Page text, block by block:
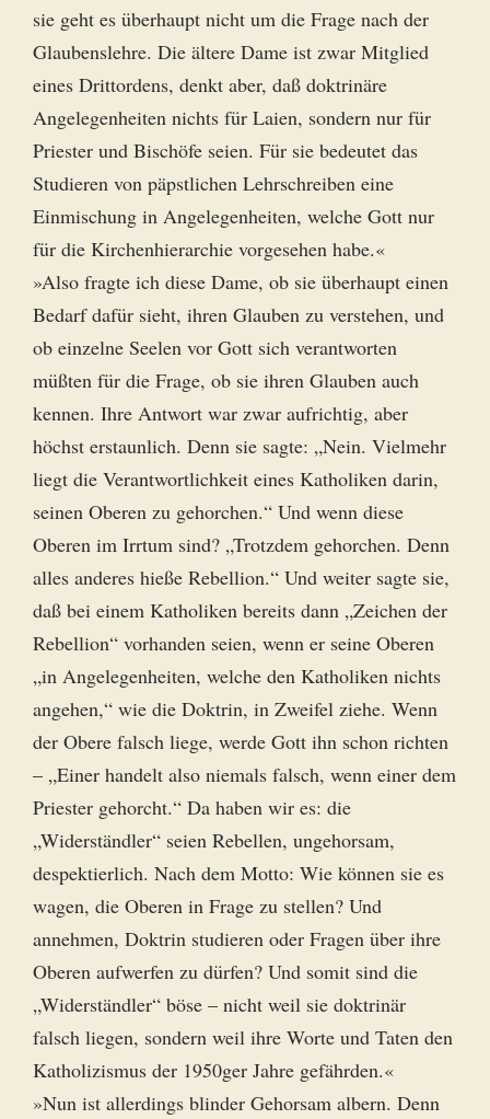
sie geht es überhaupt nicht um die Frage nach der
Glaubenslehre. Die ältere Dame ist zwar Mitglied
eines Drittordens, denkt aber, daß doktrinäre
Angelegenheiten nichts für Laien, sondern nur für
Priester und Bischöfe seien. Für sie bedeutet das
Studieren von päpstlichen Lehrschreiben eine
Einmischung in Angelegenheiten, welche Gott nur
für die Kirchenhierarchie vorgesehen habe.«
»Also fragte ich diese Dame, ob sie überhaupt einen
Bedarf dafür sieht, ihren Glauben zu verstehen, und
ob einzelne Seelen vor Gott sich verantworten
müßten für die Frage, ob sie ihren Glauben auch
kennen. Ihre Antwort war zwar aufrichtig, aber
höchst erstaunlich. Denn sie sagte: „Nein. Vielmehr
liegt die Verantwortlichkeit eines Katholiken darin,
seinen Oberen zu gehorchen.“ Und wenn diese
Oberen im Irrtum sind? „Trotzdem gehorchen. Denn
alles anderes hieße Rebellion.“ Und weiter sagte sie,
daß bei einem Katholiken bereits dann „Zeichen der
Rebellion“ vorhanden seien, wenn er seine Oberen
„in Angelegenheiten, welche den Katholiken nichts
angehen,“ wie die Doktrin, in Zweifel ziehe. Wenn
der Obere falsch liege, werde Gott ihn schon richten
– „Einer handelt also niemals falsch, wenn einer dem
Priester gehorcht.“ Da haben wir es: die
„Widerständler“ seien Rebellen, ungehorsam,
despektierlich. Nach dem Motto: Wie können sie es
wagen, die Oberen in Frage zu stellen? Und
annehmen, Doktrin studieren oder Fragen über ihre
Oberen aufwerfen zu dürfen? Und somit sind die
„Widerständler“ böse – nicht weil sie doktrinär
falsch liegen, sondern weil ihre Worte und Taten den
Katholizismus der 1950ger Jahre gefährden.«
»Nun ist allerdings blinder Gehorsam albern. Denn